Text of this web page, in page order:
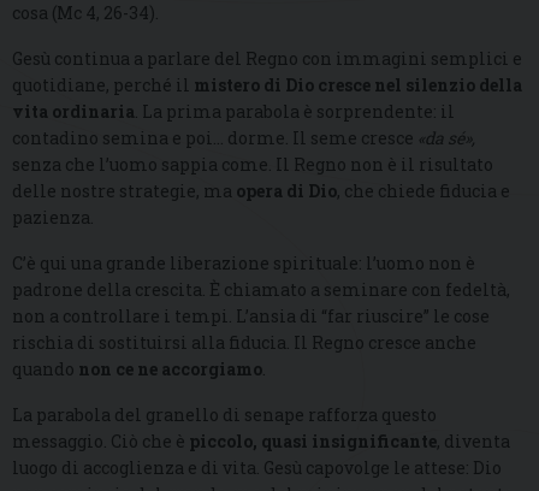
cosa (Mc 4, 26-34).
Gesù continua a parlare del Regno con immagini semplici e
quotidiane, perché il mistero di Dio cresce nel silenzio della
vita ordinaria. La prima parabola è sorprendente: il
contadino semina e poi… dorme. Il seme cresce «da sé»,
senza che l’uomo sappia come. Il Regno non è il risultato
delle nostre strategie, ma opera di Dio, che chiede fiducia e
pazienza.
C’è qui una grande liberazione spirituale: l’uomo non è
padrone della crescita. È chiamato a seminare con fedeltà,
non a controllare i tempi. L’ansia di “far riuscire” le cose
rischia di sostituirsi alla fiducia. Il Regno cresce anche
quando non ce ne accorgiamo.
La parabola del granello di senape rafforza questo
messaggio. Ciò che è piccolo, quasi insignificante, diventa
luogo di accoglienza e di vita. Gesù capovolge le attese: Dio